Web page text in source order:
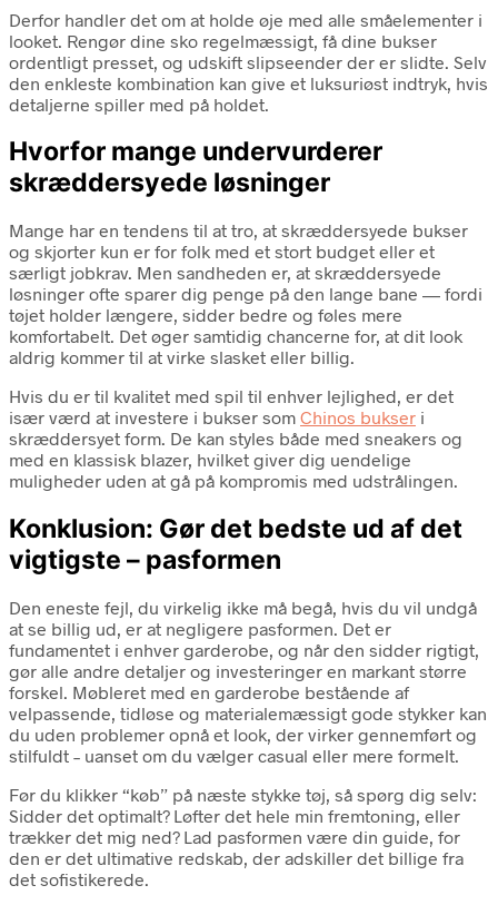
Derfor handler det om at holde øje med alle småelementer i
looket. Rengør dine sko regelmæssigt, få dine bukser
ordentligt presset, og udskift slipseender der er slidte. Selv
den enkleste kombination kan give et luksuriøst indtryk, hvis
detaljerne spiller med på holdet.
Hvorfor mange undervurderer
skræddersyede løsninger
Mange har en tendens til at tro, at skræddersyede bukser
og skjorter kun er for folk med et stort budget eller et
særligt jobkrav. Men sandheden er, at skræddersyede
løsninger ofte sparer dig penge på den lange bane — fordi
tøjet holder længere, sidder bedre og føles mere
komfortabelt. Det øger samtidig chancerne for, at dit look
aldrig kommer til at virke slasket eller billig.
Hvis du er til kvalitet med spil til enhver lejlighed, er det
især værd at investere i bukser som Chinos bukser i
skræddersyet form. De kan styles både med sneakers og
med en klassisk blazer, hvilket giver dig uendelige
muligheder uden at gå på kompromis med udstrålingen.
Konklusion: Gør det bedste ud af det
vigtigste – pasformen
Den eneste fejl, du virkelig ikke må begå, hvis du vil undgå
at se billig ud, er at negligere pasformen. Det er
fundamentet i enhver garderobe, og når den sidder rigtigt,
gør alle andre detaljer og investeringer en markant større
forskel. Møbleret med en garderobe bestående af
velpassende, tidløse og materialemæssigt gode stykker kan
du uden problemer opnå et look, der virker gennemført og
stilfuldt – uanset om du vælger casual eller mere formelt.
Før du klikker “køb” på næste stykke tøj, så spørg dig selv:
Sidder det optimalt? Løfter det hele min fremtoning, eller
trækker det mig ned? Lad pasformen være din guide, for
den er det ultimative redskab, der adskiller det billige fra
det sofistikerede.